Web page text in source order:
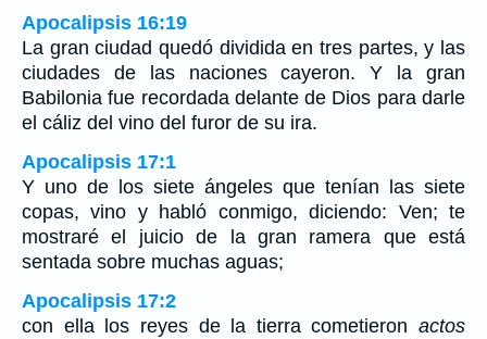
Apocalipsis 16:19
La gran ciudad quedó dividida en tres partes, y las
ciudades de las naciones cayeron. Y la gran
Babilonia fue recordada delante de Dios para darle
el cáliz del vino del furor de su ira.
Apocalipsis 17:1
Y uno de los siete ángeles que tenían las siete
copas, vino y habló conmigo, diciendo: Ven; te
mostraré el juicio de la gran ramera que está
sentada sobre muchas aguas;
Apocalipsis 17:2
con ella los reyes de la tierra cometieron actos